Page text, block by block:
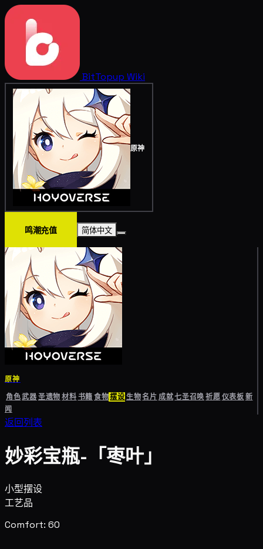
BitTopup Wiki
原神
鸣潮充值 简体中文
原神
角色武器圣遗物材料书籍食物摆设生物名片成就七圣召唤祈愿仪表板新
闻
返回列表
妙彩宝瓶-「枣叶」
小型摆设
工艺品
Comfort: 60